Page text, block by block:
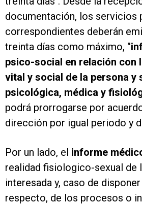
documentación, los servicios
correspondientes deberán
treinta días como máximo,
psico-social en relación con
vital y social de la persona y
psicológica, médica y
podrá prorrogarse por
dirección por igual periodo y
Por un lado, el informe
realidad fisiologico-sexual de
interesada y, caso de
respecto, de los procesos o